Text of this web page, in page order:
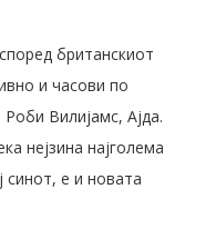
британскиот
и часови по
Вилијамс, Ајда.
нејзина најголема
синот, е и новата